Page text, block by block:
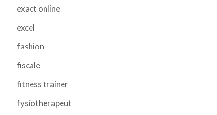
exact online
excel
fashion
fiscale
fitness trainer
fysiotherapeut